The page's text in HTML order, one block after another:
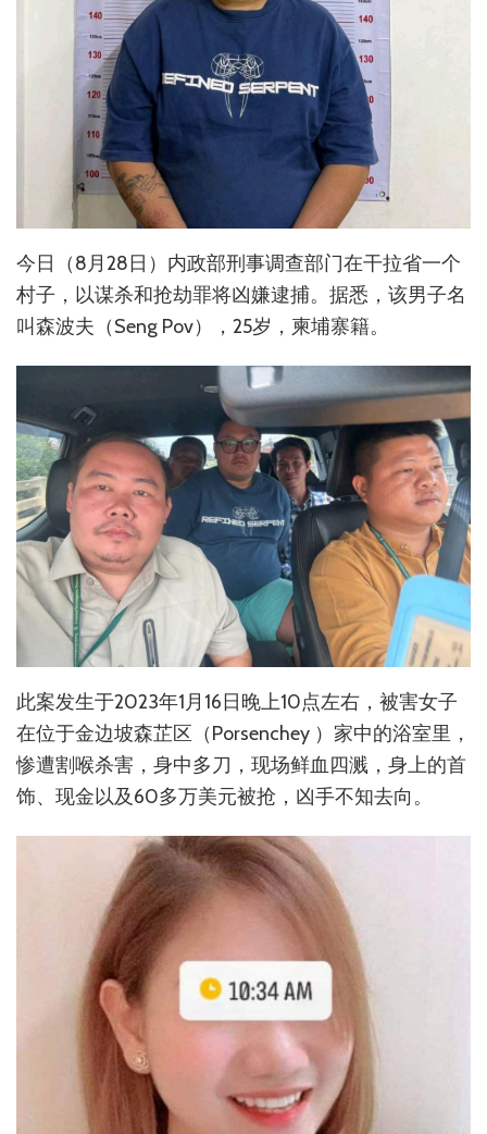
今日（8月28日）内政部刑事调查部门在干拉省一个
村子，以谋杀和抢劫罪将凶嫌逮捕。据悉，该男子名
叫森波夫（Seng Pov），25岁，柬埔寨籍。
此案发生于2023年1月16日晚上10点左右，被害女子
在位于金边坡森芷区（Porsenchey ）家中的浴室里，
惨遭割喉杀害，身中多刀，现场鲜血四溅，身上的首
饰、现金以及60多万美元被抢，凶手不知去向。